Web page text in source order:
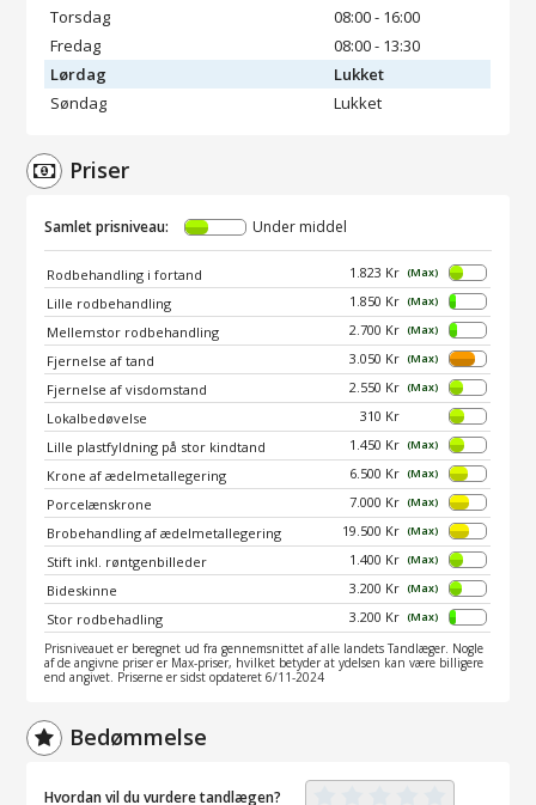
Torsdag
08:00 - 16:00
Fredag
08:00 - 13:30
Lørdag
Lukket
Søndag
Lukket
Priser
Samlet prisniveau: Under middel
Rodbehandling i fortand 1.823 Kr (Max)
Lille rodbehandling 1.850 Kr (Max)
Mellemstor rodbehandling 2.700 Kr (Max)
Fjernelse af tand 3.050 Kr (Max)
Fjernelse af visdomstand 2.550 Kr (Max)
Lokalbedøvelse
310 Kr
Lille plastfyldning på stor kindtand
1.450 Kr (Max)
Krone af ædelmetallegering 6.500 Kr (Max)
Porcelænskrone 7.000 Kr (Max)
Brobehandling af ædelmetallegering 19.500 Kr (Max)
Stift inkl. røntgenbilleder 1.400 Kr (Max)
Bideskinne 3.200 Kr (Max)
Stor rodbehadling 3.200 Kr (Max)
Prisniveauet er beregnet ud fra gennemsnittet af alle landets Tandlæger. Nogle
af de angivne priser er Max-priser, hvilket betyder at ydelsen kan være billigere
end angivet. Priserne er sidst opdateret 6/11-2024
Bedømmelse
Hvordan vil du vurdere tandlægen?